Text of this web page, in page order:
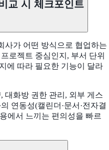
교 시 체크포인트
사가 어떤 방식으로 협업하는
로젝트 중심인지, 부서 단위
에 따라 필요한 기능이 달라
대화방 권한 관리, 외부 게스
연동성(캘린더·문서·전자결
에서 느끼는 편의성을 빠르